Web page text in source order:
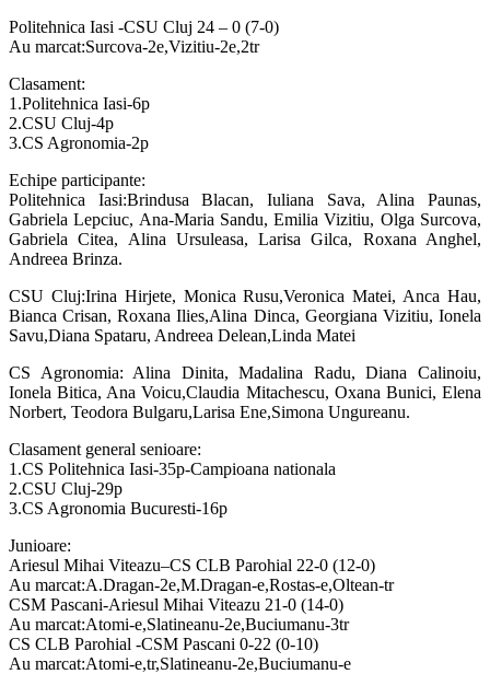
Politehnica Iasi -CSU Cluj 24 – 0 (7-0)
Au marcat:Surcova-2e,Vizitiu-2e,2tr
Clasament:
1.Politehnica Iasi-6p
2.CSU Cluj-4p
3.CS Agronomia-2p
Echipe participante:
Politehnica Iasi:Brindusa Blacan, Iuliana Sava, Alina Paunas,
Gabriela Lepciuc, Ana-Maria Sandu, Emilia Vizitiu, Olga Surcova,
Gabriela Citea, Alina Ursuleasa, Larisa Gilca, Roxana Anghel,
Andreea Brinza.
CSU Cluj:Irina Hirjete, Monica Rusu,Veronica Matei, Anca Hau,
Bianca Crisan, Roxana Ilies,Alina Dinca, Georgiana Vizitiu, Ionela
Savu,Diana Spataru, Andreea Delean,Linda Matei
CS Agronomia: Alina Dinita, Madalina Radu, Diana Calinoiu,
Ionela Bitica, Ana Voicu,Claudia Mitachescu, Oxana Bunici, Elena
Norbert, Teodora Bulgaru,Larisa Ene,Simona Ungureanu.
Clasament general senioare:
1.CS Politehnica Iasi-35p-Campioana nationala
2.CSU Cluj-29p
3.CS Agronomia Bucuresti-16p
Junioare:
Ariesul Mihai Viteazu–CS CLB Parohial 22-0 (12-0)
Au marcat:A.Dragan-2e,M.Dragan-e,Rostas-e,Oltean-tr
CSM Pascani-Ariesul Mihai Viteazu 21-0 (14-0)
Au marcat:Atomi-e,Slatineanu-2e,Buciumanu-3tr
CS CLB Parohial -CSM Pascani 0-22 (0-10)
Au marcat:Atomi-e,tr,Slatineanu-2e,Buciumanu-e